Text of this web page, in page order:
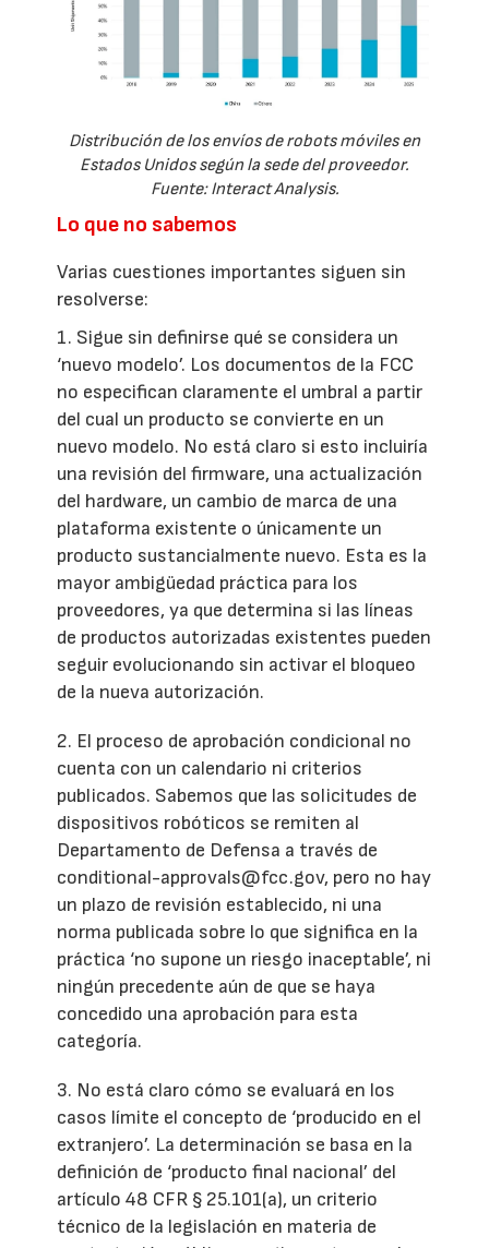
Distribución de los envíos de robots móviles en
Estados Unidos según la sede del proveedor.
Fuente: Interact Analysis.
Lo que no sabemos
Varias cuestiones importantes siguen sin
resolverse:
1. Sigue sin definirse qué se considera un
‘nuevo modelo’. Los documentos de la FCC
no especifican claramente el umbral a partir
del cual un producto se convierte en un
nuevo modelo. No está claro si esto incluiría
una revisión del firmware, una actualización
del hardware, un cambio de marca de una
plataforma existente o únicamente un
producto sustancialmente nuevo. Esta es la
mayor ambigüedad práctica para los
proveedores, ya que determina si las líneas
de productos autorizadas existentes pueden
seguir evolucionando sin activar el bloqueo
de la nueva autorización.
2. El proceso de aprobación condicional no
cuenta con un calendario ni criterios
publicados. Sabemos que las solicitudes de
dispositivos robóticos se remiten al
Departamento de Defensa a través de
conditional-approvals@fcc.gov, pero no hay
un plazo de revisión establecido, ni una
norma publicada sobre lo que significa en la
práctica ‘no supone un riesgo inaceptable’, ni
ningún precedente aún de que se haya
concedido una aprobación para esta
categoría.
3. No está claro cómo se evaluará en los
casos límite el concepto de ‘producido en el
extranjero’. La determinación se basa en la
definición de ‘producto final nacional’ del
artículo 48 CFR § 25.101(a), un criterio
técnico de la legislación en materia de